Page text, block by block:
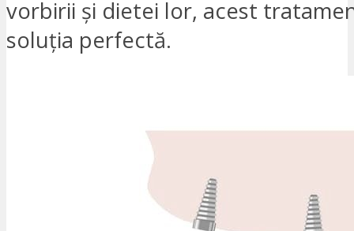
vorbirii și dietei lor, acest
soluția perfectă.